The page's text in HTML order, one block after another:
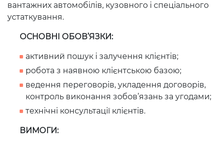
вантажних автомобілів, кузовного і спеціального
устаткування.
ОСНОВНІ ОБОВ’ЯЗКИ:
активний пошук і залучення клієнтів;
робота з наявною клієнтською базою;
ведення переговорів, укладення договорів,
контроль виконання зобов’язань за угодами;
технічні консультації клієнтів.
ВИМОГИ: